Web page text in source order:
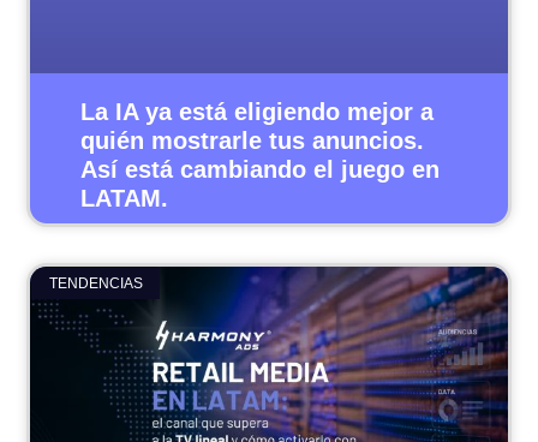
La IA ya está eligiendo mejor a
quién mostrarle tus anuncios.
Así está cambiando el juego en
LATAM.
TENDENCIAS